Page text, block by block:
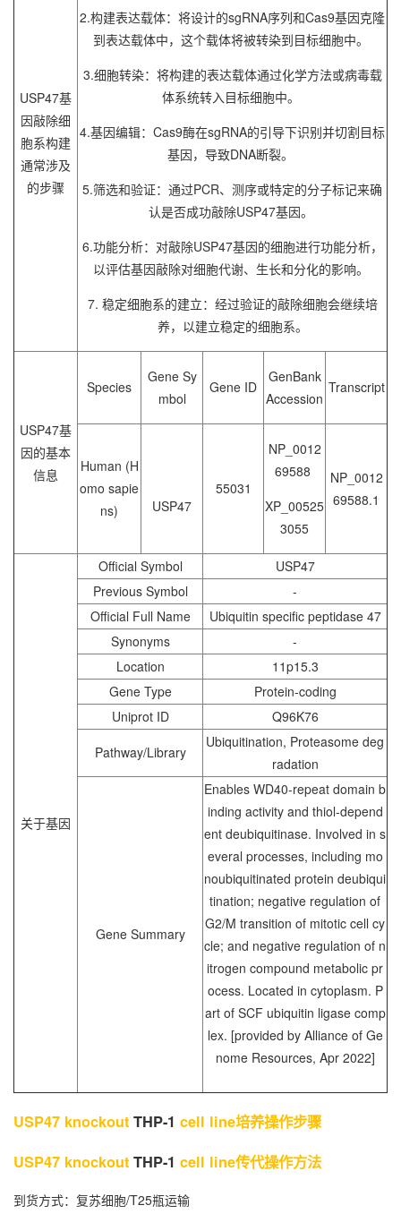
USP47基
因敲除细
胞系构建
通常涉及
的步骤
2.构建表达载体：将设计的sgRNA序列和Cas9基因克隆
到表达载体中，这个载体将被转染到目标细胞中。
3.细胞转染：将构建的表达载体通过化学方法或病毒载
体系统转入目标细胞中。
4.基因编辑：Cas9酶在sgRNA的引导下识别并切割目标
基因，导致DNA断裂。
5.筛选和验证：通过PCR、测序或特定的分子标记来确
认是否成功敲除USP47基因。
6.功能分析：对敲除USP47基因的细胞进行功能分析，
以评估基因敲除对细胞代谢、生长和分化的影响。
7. 稳定细胞系的建立：经过验证的敲除细胞会继续培
养，以建立稳定的细胞系。
USP47基
因的基本
信息
Species
Gene Sy
mbol
Gene ID
GenBank
Accession
Transcript
Human (H
omo sapie
ns)
USP47
55031
NP_0012
69588
XP_00525
3055
NP_0012
69588.1
关于基因
Official Symbol
USP47
Previous Symbol
-
Official Full Name
Ubiquitin specific peptidase 47
Synonyms
-
Location
11p15.3
Gene Type
Protein-coding
Uniprot ID
Q96K76
Pathway/Library
Ubiquitination, Proteasome deg
radation
Gene Summary
Enables WD40-repeat domain b
inding activity and thiol-depend
ent deubiquitinase. Involved in s
everal processes, including mo
noubiquitinated protein deubiqui
tination; negative regulation of
G2/M transition of mitotic cell cy
cle; and negative regulation of n
itrogen compound metabolic pr
ocess. Located in cytoplasm. P
art of SCF ubiquitin ligase comp
lex. [provided by Alliance of Ge
nome Resources, Apr 2022]
USP47 knockout THP-1 cell line培养操作步骤
USP47 knockout THP-1 cell line传代操作方法
到货方式：复苏细胞/T25瓶运输